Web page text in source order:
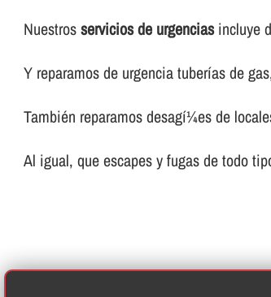
Nuestrosservicios de urgenciasincluye
Y reparamos de urgencia tuberí­as de
También reparamos desagí¼es de
Al igual, que escapes y fugas de todo